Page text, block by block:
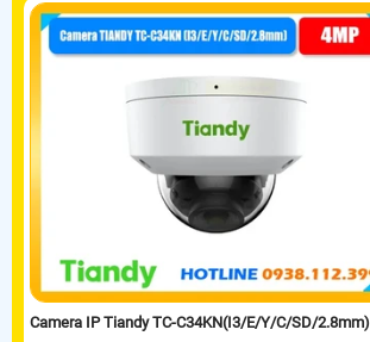
Camera IP Tiandy TC-C34KN(I3/E/Y/C/SD/2.8mm)